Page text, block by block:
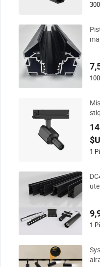
tan
r
1
ns
D
ue
1